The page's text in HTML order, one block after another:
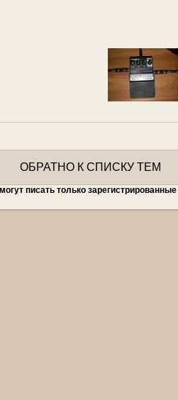
ОБРАТНО К СПИСКУ ТЕМ
писать только